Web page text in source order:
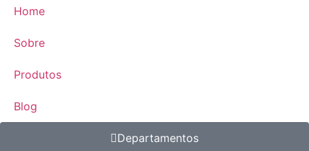
Home
Sobre
Produtos
Blog
Departamentos